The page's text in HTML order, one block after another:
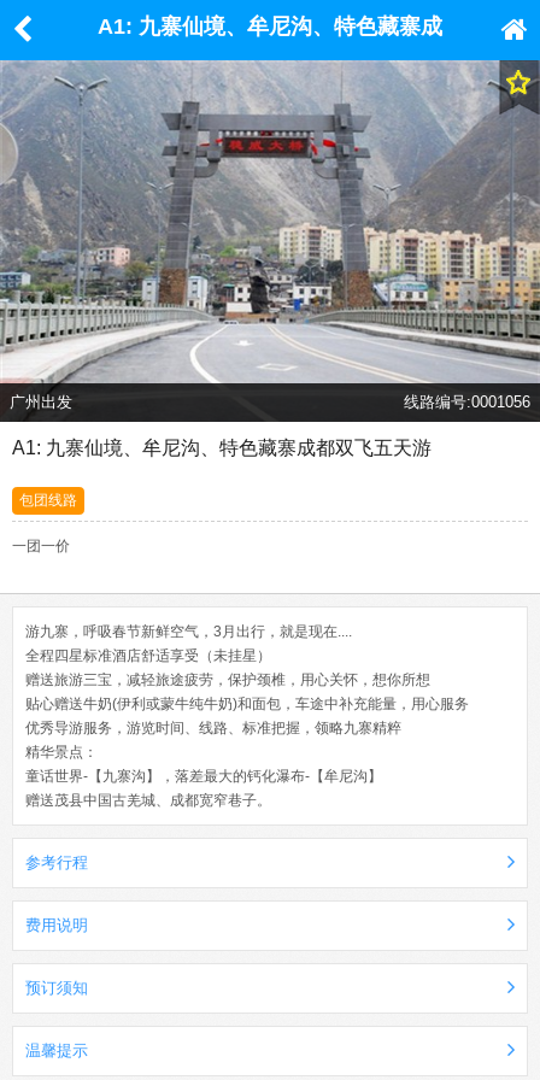
A1: 九寨仙境、牟尼沟、特色藏寨成
都双飞五天游
广州出发 线路编号:0001056
A1: 九寨仙境、牟尼沟、特色藏寨成都双飞五天游
包团线路
一团一价
游九寨，呼吸春节新鲜空气，3月出行，就是现在....
全程四星标准酒店舒适享受（未挂星）
赠送旅游三宝，减轻旅途疲劳，保护颈椎，用心关怀，想你所想
贴心赠送牛奶(伊利或蒙牛纯牛奶)和面包，车途中补充能量，用心服务
优秀导游服务，游览时间、线路、标准把握，领略九寨精粹
精华景点：
童话世界-【九寨沟】，落差最大的钙化瀑布-【牟尼沟】
赠送茂县中国古羌城、成都宽窄巷子。
参考行程
费用说明
预订须知
温馨提示